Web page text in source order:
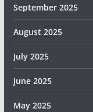
September 2025
August 2025
July 2025
June 2025
May 2025